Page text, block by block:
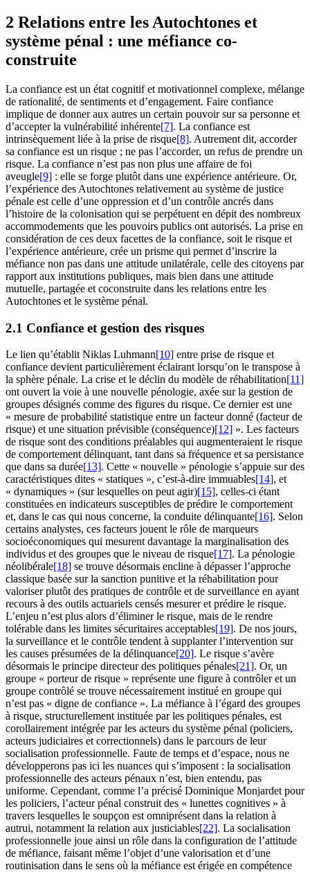
2 Relations entre les Autochtones et
système pénal : une méfiance co-
construite
La confiance est un état cognitif et motivationnel complexe, mélange
de rationalité, de sentiments et d’engagement. Faire confiance
implique de donner aux autres un certain pouvoir sur sa personne et
d’accepter la vulnérabilité inhérente[7]. La confiance est
intrinsèquement liée à la prise de risque[8]. Autrement dit, accorder
sa confiance est un risque ; ne pas l’accorder, un refus de prendre un
risque. La confiance n’est pas non plus une affaire de foi
aveugle[9] : elle se forge plutôt dans une expérience antérieure. Or,
l’expérience des Autochtones relativement au système de justice
pénale est celle d’une oppression et d’un contrôle ancrés dans
l’histoire de la colonisation qui se perpétuent en dépit des nombreux
accommodements que les pouvoirs publics ont autorisés. La prise en
considération de ces deux facettes de la confiance, soit le risque et
l’expérience antérieure, crée un prisme qui permet d’inscrire la
méfiance non pas dans une attitude unilatérale, celle des citoyens par
rapport aux institutions publiques, mais bien dans une attitude
mutuelle, partagée et coconstruite dans les relations entre les
Autochtones et le système pénal.
2.1 Confiance et gestion des risques
Le lien qu’établit Niklas Luhmann[10] entre prise de risque et
confiance devient particulièrement éclairant lorsqu’on le transpose à
la sphère pénale. La crise et le déclin du modèle de réhabilitation[11]
ont ouvert la voie à une nouvelle pénologie, axée sur la gestion de
groupes désignés comme des figures du risque. Ce dernier est une
« mesure de probabilité statistique entre un facteur donné (facteur de
risque) et une situation prévisible (conséquence)[12] ». Les facteurs
de risque sont des conditions préalables qui augmenteraient le risque
de comportement délinquant, tant dans sa fréquence et sa persistance
que dans sa durée[13]. Cette « nouvelle » pénologie s’appuie sur des
caractéristiques dites « statiques », c’est-à-dire immuables[14], et
« dynamiques » (sur lesquelles on peut agir)[15], celles-ci étant
constituées en indicateurs susceptibles de prédire le comportement
et, dans le cas qui nous concerne, la conduite délinquante[16]. Selon
certains analystes, ces facteurs jouent le rôle de marqueurs
socioéconomiques qui mesurent davantage la marginalisation des
individus et des groupes que le niveau de risque[17]. La pénologie
néolibérale[18] se trouve désormais encline à dépasser l’approche
classique basée sur la sanction punitive et la réhabilitation pour
valoriser plutôt des pratiques de contrôle et de surveillance en ayant
recours à des outils actuariels censés mesurer et prédire le risque.
L’enjeu n’est plus alors d’éliminer le risque, mais de le rendre
tolérable dans les limites sécuritaires acceptables[19]. De nos jours,
la surveillance et le contrôle tendent à supplanter l’intervention sur
les causes présumées de la délinquance[20]. Le risque s’avère
désormais le principe directeur des politiques pénales[21]. Or, un
groupe « porteur de risque » représente une figure à contrôler et un
groupe contrôlé se trouve nécessairement institué en groupe qui
n’est pas « digne de confiance ». La méfiance à l’égard des groupes
à risque, structurellement instituée par les politiques pénales, est
corollairement intégrée par les acteurs du système pénal (policiers,
acteurs judiciaires et correctionnels) dans le parcours de leur
socialisation professionnelle. Faute de temps et d’espace, nous ne
développerons pas ici les nuances qui s’imposent : la socialisation
professionnelle des acteurs pénaux n’est, bien entendu, pas
uniforme. Cependant, comme l’a précisé Dominique Monjardet pour
les policiers, l’acteur pénal construit des « lunettes cognitives » à
travers lesquelles le soupçon est omniprésent dans la relation à
autrui, notamment la relation aux justiciables[22]. La socialisation
professionnelle joue ainsi un rôle dans la configuration de l’attitude
de méfiance, faisant même l’objet d’une valorisation et d’une
routinisation dans le sens où la méfiance est érigée en compétence